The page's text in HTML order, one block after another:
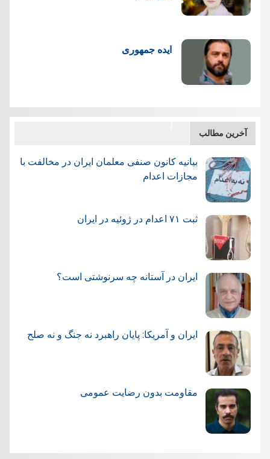
ایده جمهوری
آخرین مطالب
بیانیه کانون صنفی معلمان ایران در مخالفت با
مجازات اعدام
ثبت ۷۱ اعدام در ژوئيه در ایران
ایران در آستانه چه سرنوشتی است؟
ایران و آمریکا: پایان راهبرد نه جنگ و نه صلح
مقاومت بدون رضایت عمومی